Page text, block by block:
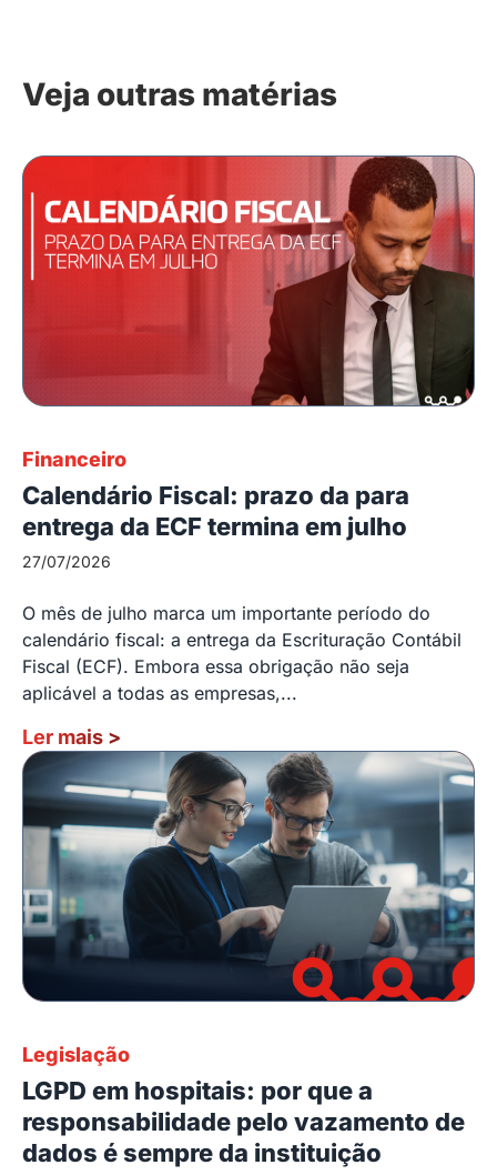
Veja outras matérias
Financeiro
Calendário Fiscal: prazo da para
entrega da ECF termina em julho
27/07/2026
O mês de julho marca um importante período do
calendário fiscal: a entrega da Escrituração Contábil
Fiscal (ECF). Embora essa obrigação não seja
aplicável a todas as empresas,...
Ler mais >
Legislação
LGPD em hospitais: por que a
responsabilidade pelo vazamento de
dados é sempre da instituição